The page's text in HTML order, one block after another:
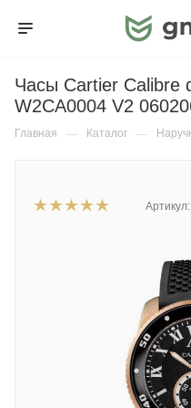
Часы Cartier Calibre
W2CA0004 V2
Главная — Каталог —
Артикул: